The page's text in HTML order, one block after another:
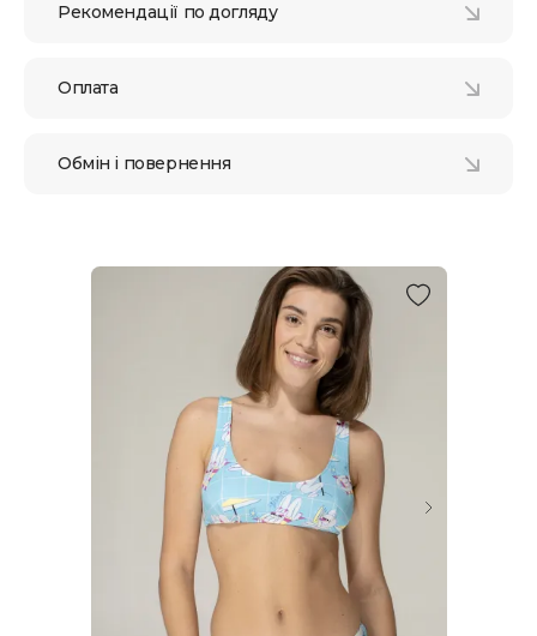
Рекомендації по догляду
Оплата
Обмін і повернення